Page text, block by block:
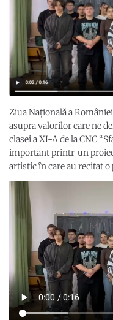
Ziua Națională a
asupra valorilor care ne
clasei a XI-A de la CNC
important printr-un
artistic în care au recitat o